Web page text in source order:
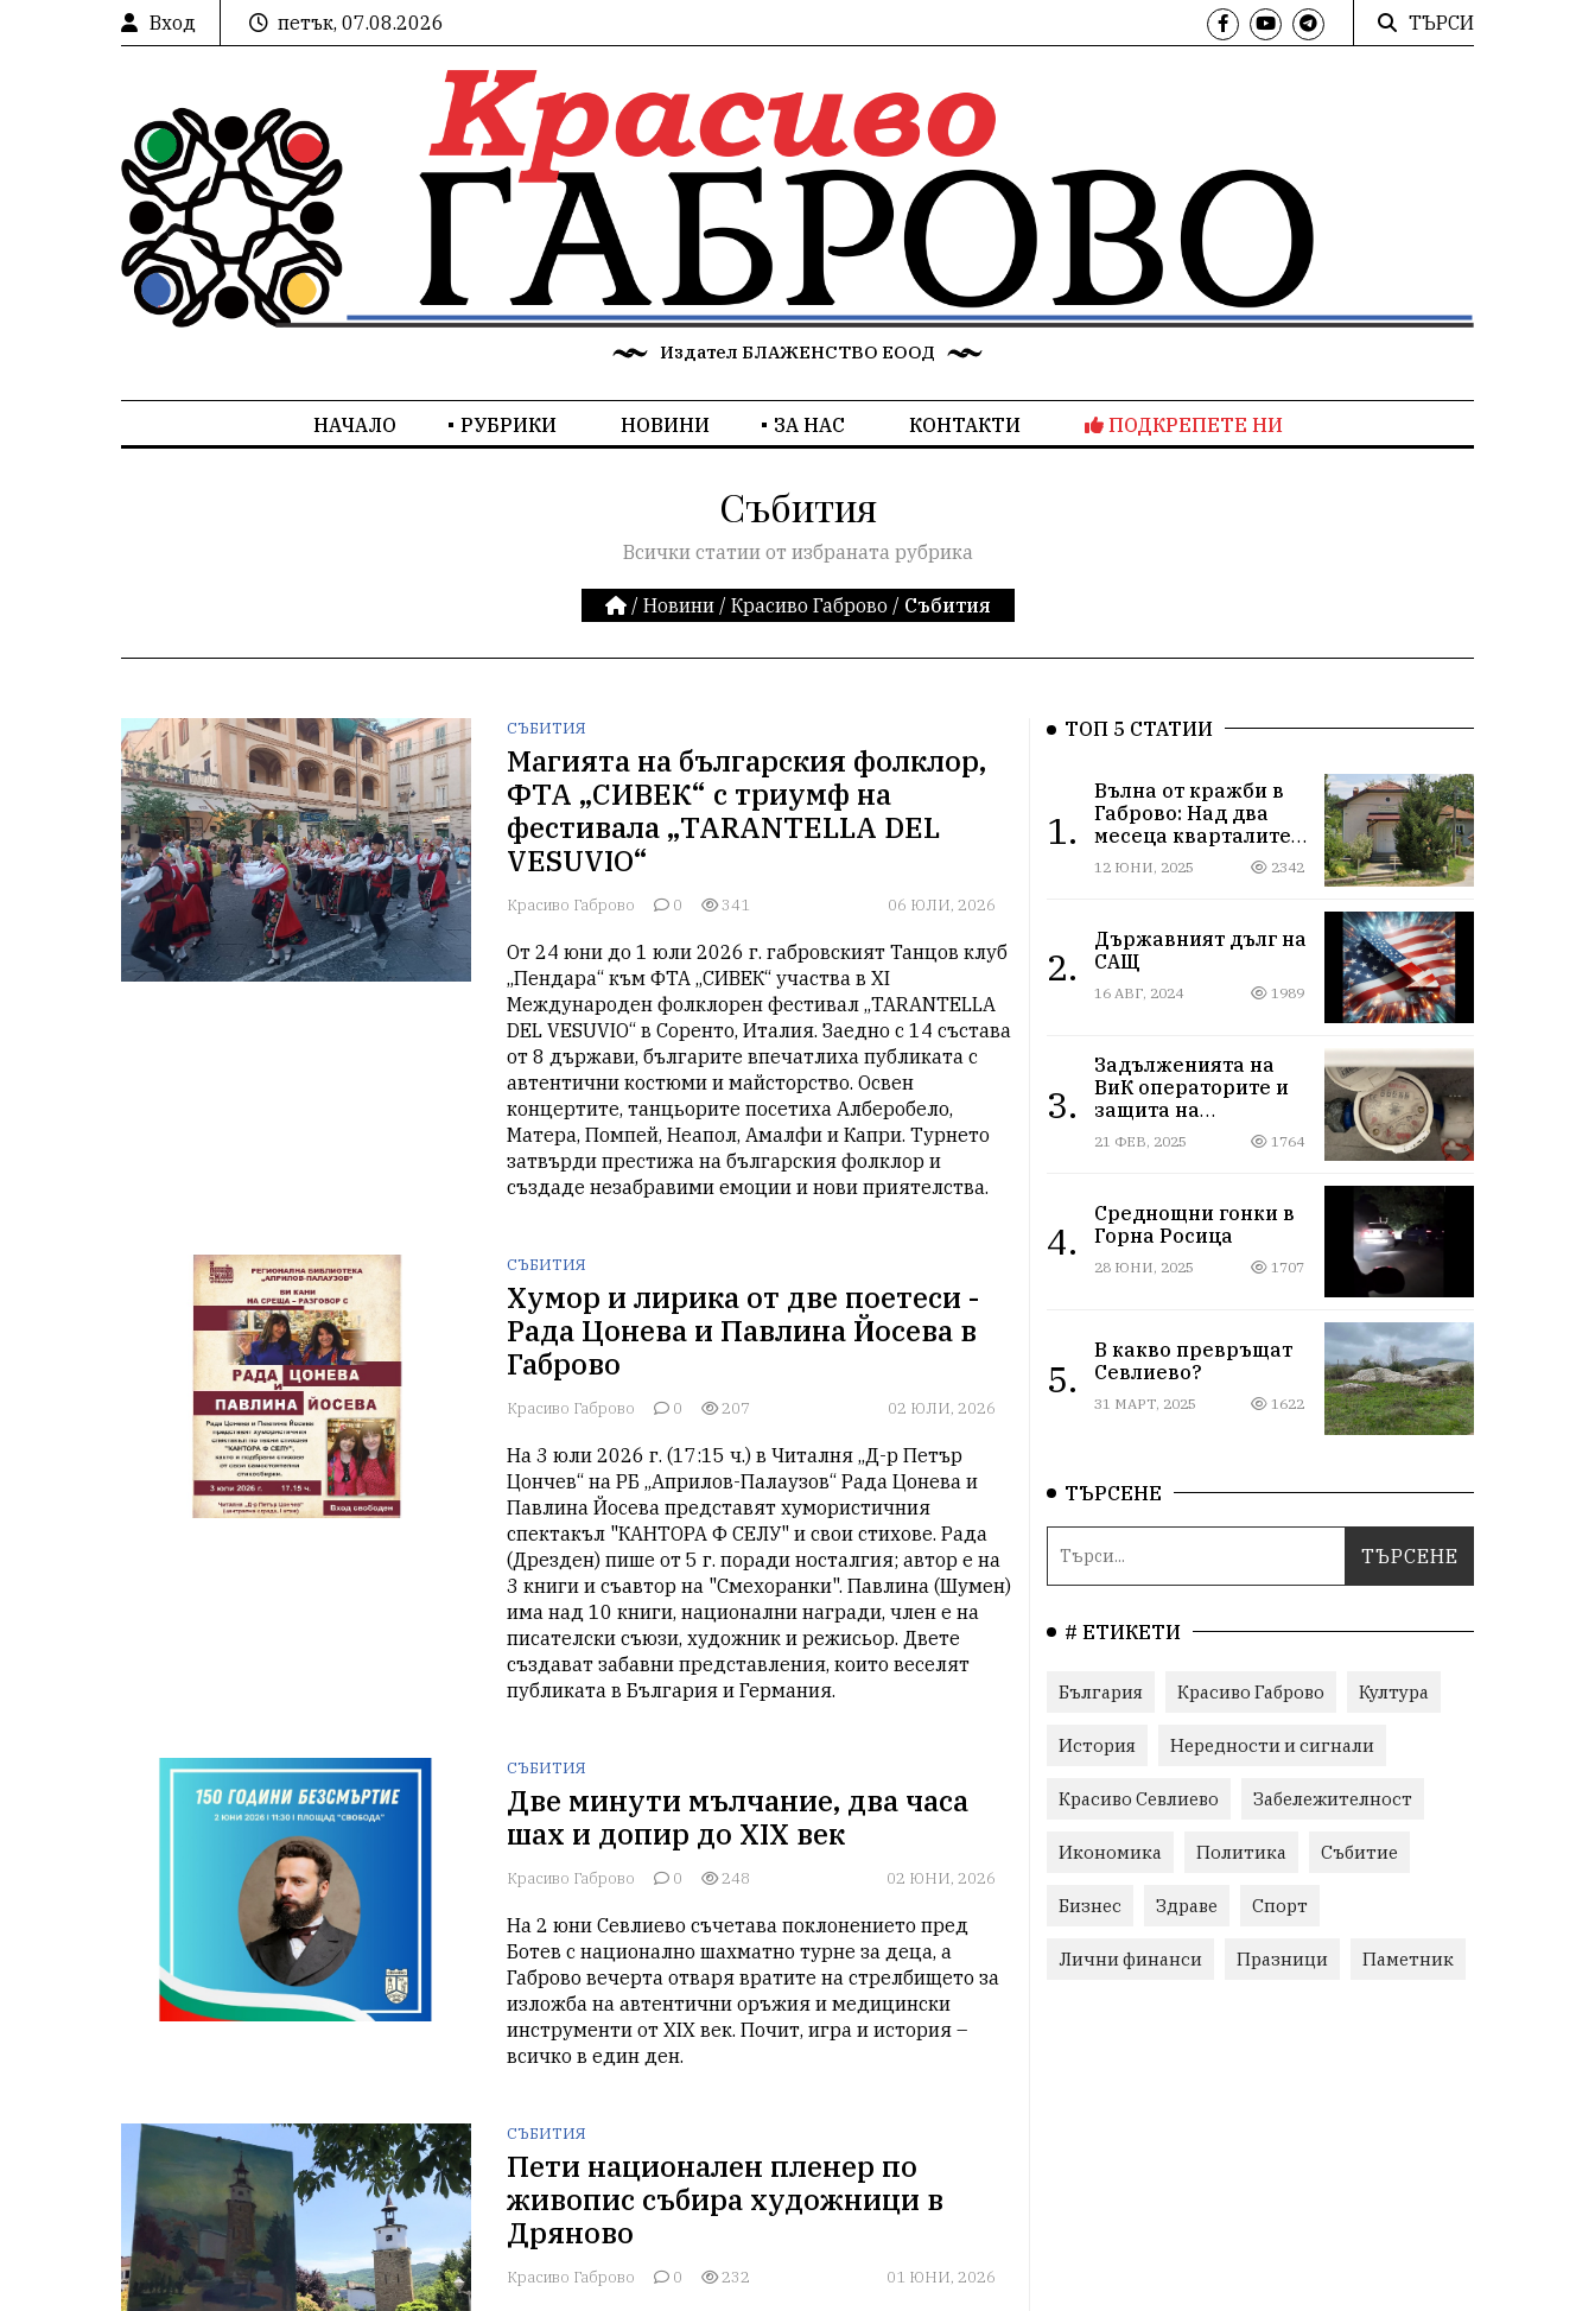
Вход петък, 07.08.2026 ТЪРСИ
Издател БЛАЖЕНСТВО ЕООД
НАЧАЛО РУБРИКИ НОВИНИ ЗА НАС КОНТАКТИ ПОДКРЕПЕТЕ НИ
Събития
Всички статии от избраната рубрика
/ Новини / Красиво Габрово / Събития
СЪБИТИЯ
Магията на българския фолклор,
ФТА „СИВЕК“ с триумф на
фестивала „TARANTELLA DEL
VESUVIO“
Красиво Габрово 0 341 06 ЮЛИ, 2026
От 24 юни до 1 юли 2026 г. габровският Танцов клуб
„Пендара“ към ФТА „СИВЕК“ участва в XI
Международен фолклорен фестивал „TARANTELLA
DEL VESUVIO“ в Соренто, Италия. Заедно с 14 състава
от 8 държави, българите впечатлиха публиката с
автентични костюми и майсторство. Освен
концертите, танцьорите посетиха Алберобело,
Матера, Помпей, Неапол, Амалфи и Капри. Турнето
затвърди престижа на българския фолклор и
създаде незабравими емоции и нови приятелства.
СЪБИТИЯ
Хумор и лирика от две поетеси -
Рада Цонева и Павлина Йосева в
Габрово
Красиво Габрово 0 207 02 ЮЛИ, 2026
На 3 юли 2026 г. (17:15 ч.) в Читалня „Д-р Петър
Цончев“ на РБ „Априлов-Палаузов“ Рада Цонева и
Павлина Йосева представят хумористичния
спектакъл "КАНТОРА Ф СЕЛУ" и свои стихове. Рада
(Дрезден) пише от 5 г. поради носталгия; автор е на
3 книги и съавтор на "Смехоранки". Павлина (Шумен)
има над 10 книги, национални награди, член е на
писателски съюзи, художник и режисьор. Двете
създават забавни представления, които веселят
публиката в България и Германия.
СЪБИТИЯ
Две минути мълчание, два часа
шах и допир до XIX век
Красиво Габрово 0 248 02 ЮНИ, 2026
На 2 юни Севлиево съчетава поклонението пред
Ботев с национално шахматно турне за деца, а
Габрово вечерта отваря вратите на стрелбището за
изложба на автентични оръжия и медицински
инструменти от XIX век. Почит, игра и история –
всичко в един ден.
СЪБИТИЯ
Пети национален пленер по
живопис събира художници в
Дряново
Красиво Габрово 0 232 01 ЮНИ, 2026
ТОП 5 СТАТИИ
1.
Вълна от кражби в
Габрово: Над два
месеца кварталите
Русевци и Младост
под обсада
12 ЮНИ, 2025 2342
2.
Държавният дълг на
САЩ
16 АВГ, 2024 1989
3.
Задълженията на
ВиК операторите и
защита на
потребителите.
„Кражба на вода и
21 ФЕВ, 2025 1764
4.
Среднощни гонки в
Горна Росица
28 ЮНИ, 2025 1707
5.
В какво превръщат
Севлиево?
31 МАРТ, 2025 1622
ТЪРСЕНЕ
# ЕТИКЕТИ
България Красиво Габрово Култура
История Нередности и сигнали
Красиво Севлиево Забележителност
Икономика Политика Събитие
Бизнес Здраве Спорт
Лични финанси Празници Паметник